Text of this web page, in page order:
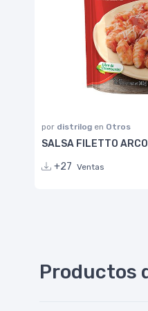
por distrilog en Otros
SALSA FILETTO
+27 Ventas
Productos